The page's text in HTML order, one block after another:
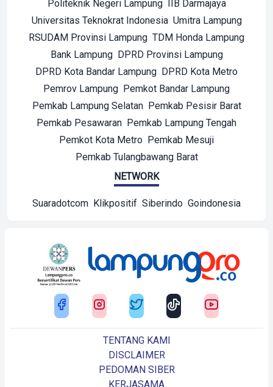
Politeknik Negeri Lampung IIB Darmajaya
Universitas Teknokrat Indonesia Umitra Lampung
RSUDAM Provinsi Lampung TDM Honda Lampung
Bank Lampung DPRD Provinsi Lampung
DPRD Kota Bandar Lampung DPRD Kota Metro
Pemrov Lampung Pemkot Bandar Lampung
Pemkab Lampung Selatan Pemkab Pesisir Barat
Pemkab Pesawaran Pemkab Lampung Tengah
Pemkot Kota Metro Pemkab Mesuji
Pemkab Tulangbawang Barat
NETWORK
Suaradotcom Klikpositif Siberindo Goindonesia
TENTANG KAMI
DISCLAIMER
PEDOMAN SIBER
KERJASAMA